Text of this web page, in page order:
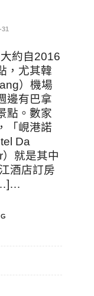
約自2016
，尤其韓
）機場
邊有巴拿
點。數家
「峴港諾
Da
就是其中
酒店訂房